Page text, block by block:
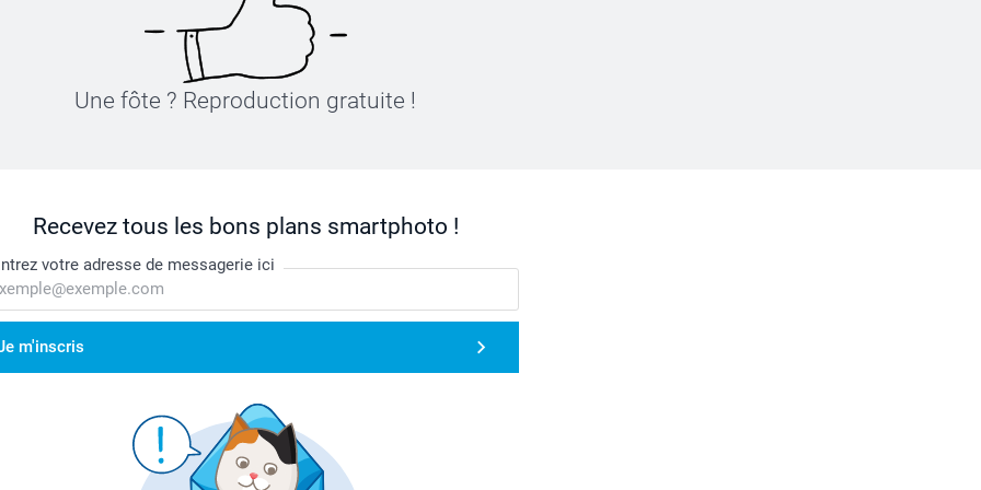
Une fôte ? Reproduction gratuite !
Recevez tous les bons plans smartphoto !
votre adresse de messagerie ici
m'inscris